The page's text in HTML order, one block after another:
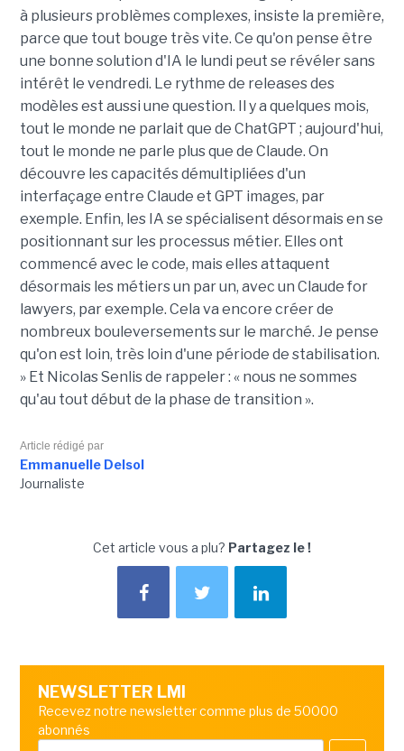
à plusieurs problèmes complexes, insiste la première,
parce que tout bouge très vite. Ce qu'on pense être
une bonne solution d'IA le lundi peut se révéler sans
intérêt le vendredi. Le rythme de releases des
modèles est aussi une question. Il y a quelques mois,
tout le monde ne parlait que de ChatGPT ; aujourd'hui,
tout le monde ne parle plus que de Claude. On
découvre les capacités démultipliées d'un
interfaçage entre Claude et GPT images, par
exemple. Enfin, les IA se spécialisent désormais en se
positionnant sur les processus métier. Elles ont
commencé avec le code, mais elles attaquent
désormais les métiers un par un, avec un Claude for
lawyers, par exemple. Cela va encore créer de
nombreux bouleversements sur le marché. Je pense
qu'on est loin, très loin d'une période de stabilisation.
» Et Nicolas Senlis de rappeler : « nous ne sommes
qu'au tout début de la phase de transition ».
Article rédigé par
Emmanuelle Delsol
Journaliste
Cet article vous a plu? Partagez le !
NEWSLETTER LMI
Recevez notre newsletter comme plus de 50000
abonnés